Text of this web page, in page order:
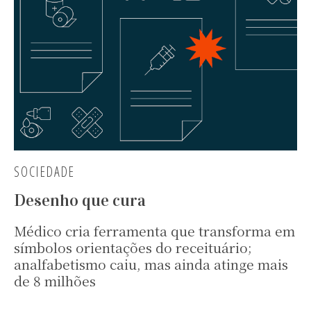
SOCIEDADE
Desenho que cura
Médico cria ferramenta que transforma em
símbolos orientações do receituário;
analfabetismo caiu, mas ainda atinge mais
de 8 milhões